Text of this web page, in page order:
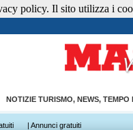
NOTIZIE TURISMO, NEWS,
| Annunci gratuiti
policy. Il sito utilizza i